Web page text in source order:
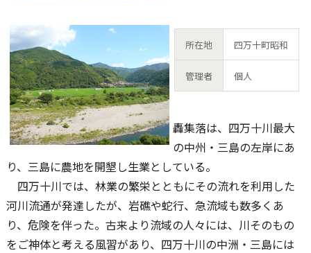
所在地 四万十町昭和
管理者 個人
轟集落は、四万十川最大
の中州・三島の左岸にあ
り、三島に農地を開墾し生業としている。
四万十川では、林業の繁栄とともにその流れを利用した
河川流通が発達したが、岩礁や蛇行、急流域も数多くあ
り、危険を伴った。古来より流域の人々には、川そのもの
をご神体と考える風習があり、四万十川の中洲・三島には